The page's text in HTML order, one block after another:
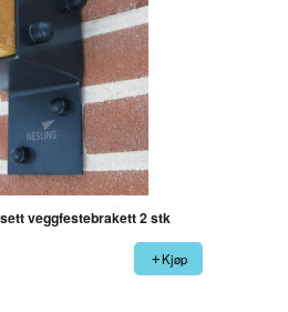
veggfestebrakett 2 stk
Kjøp